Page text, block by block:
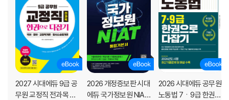
2027 시대에듀 9급 공
무원 교정직 전과목 한
2026 개정증보판 시대
에듀 국가정보원 NIAT
2026 시대에듀 공무원
노동법 7ㆍ9급 한권으